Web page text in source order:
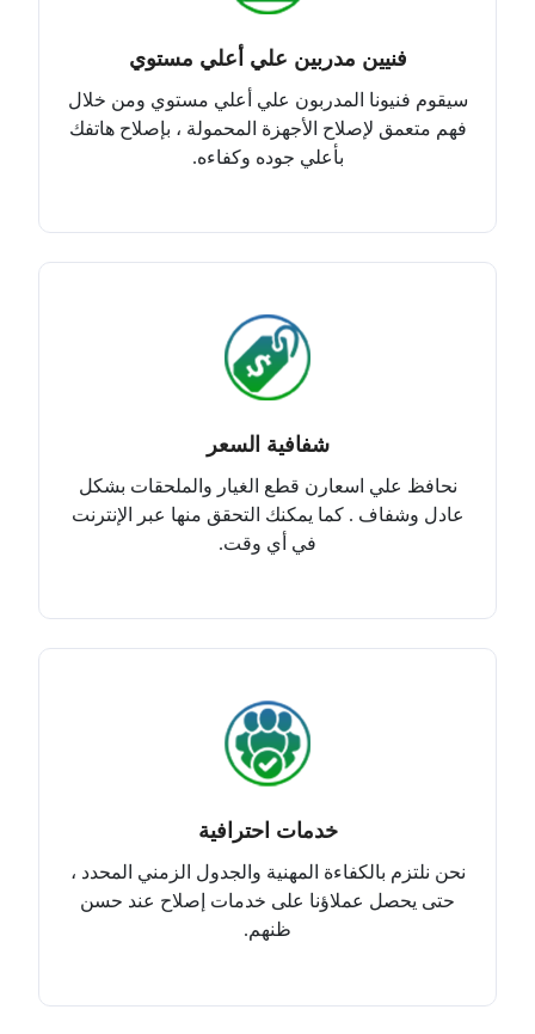
فنيين مدربين علي أعلي مستوي
سيقوم فنيونا المدربون علي أعلي مستوي ومن خلال
فهم متعمق لإصلاح الأجهزة المحمولة ، بإصلاح هاتفك
بأعلي جوده وكفاءه.
شفافية السعر
نحافظ علي اسعارن قطع الغيار والملحقات بشكل
عادل وشفاف . كما يمكنك التحقق منها عبر الإنترنت
في أي وقت.
خدمات احترافية
نحن نلتزم بالكفاءة المهنية والجدول الزمني المحدد ،
حتى يحصل عملاؤنا على خدمات إصلاح عند حسن
ظنهم.